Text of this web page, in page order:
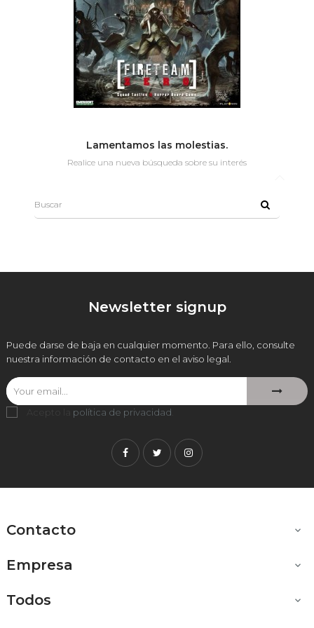
Lamentamos las molestias.
Realice una nueva búsqueda sobre su interés
Newsletter signup
Puede darse de baja en cualquier momento. Para ello, consulte
nuestra información de contacto en el aviso legal.
Acepto la política de privacidad
FacebookTwitterInstagram
Contacto 
Empresa 
Todos 